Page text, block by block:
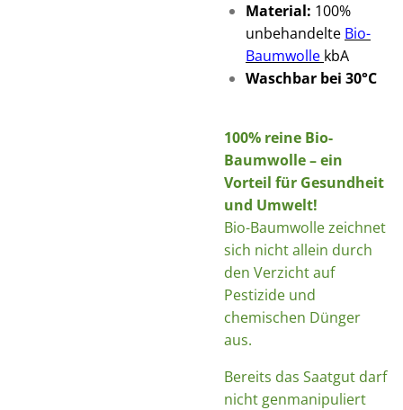
Material: 100%
unbehandelte Bio-
Baumwolle kbA
Waschbar bei 30°C
100% reine Bio-
Baumwolle – ein
Vorteil für Gesundheit
und Umwelt!
Bio-Baumwolle zeichnet
sich nicht allein durch
den Verzicht auf
Pestizide und
chemischen Dünger
aus.
Bereits das Saatgut darf
nicht genmanipuliert